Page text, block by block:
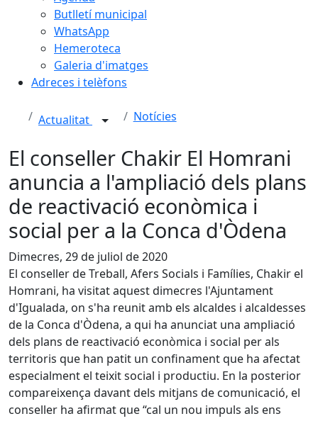
Butlletí municipal
WhatsApp
Hemeroteca
Galeria d'imatges
Adreces i telèfons
Actualitat Notícies
El conseller Chakir El Homrani
anuncia a l'ampliació dels plans
de reactivació econòmica i
social per a la Conca d'Òdena
Dimecres, 29 de juliol de 2020
El conseller de Treball, Afers Socials i Famílies, Chakir el
Homrani, ha visitat aquest dimecres l'Ajuntament
d'Igualada, on s'ha reunit amb els alcaldes i alcaldesses
de la Conca d'Òdena, a qui ha anunciat una ampliació
dels plans de reactivació econòmica i social per als
territoris que han patit un confinament que ha afectat
especialment el teixit social i productiu. En la posterior
compareixença davant dels mitjans de comunicació, el
conseller ha afirmat que “cal un nou impuls als ens